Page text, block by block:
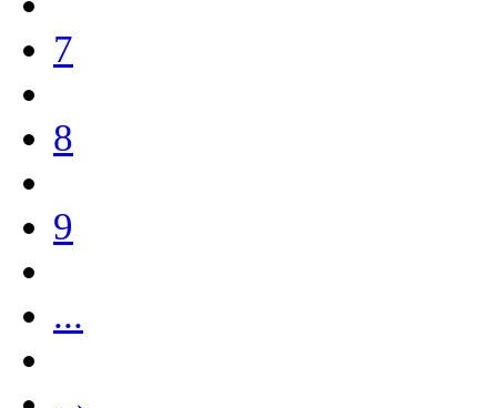
7
8
9
...